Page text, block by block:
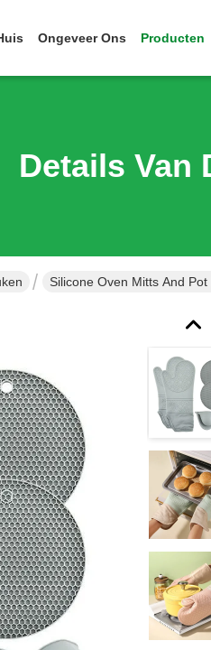
Ongeveer Ons Producten
Details Van
Silicone Oven Mitts And